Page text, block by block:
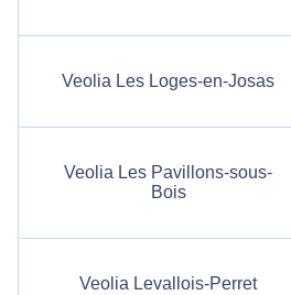
Veolia Les Loges-en-Josas
Veolia Les Pavillons-sous-
Bois
Veolia Levallois-Perret